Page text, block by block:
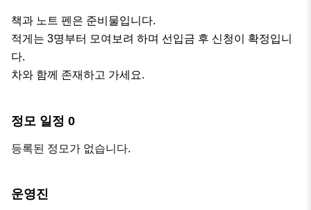
책과 노트 펜은 준비물입니다.
적게는 3명부터 모여보려 하며 선입금 후 신청이 확정입니
다.
차와 함께 존재하고 가세요.
정모 일정 0
등록된 정모가 없습니다.
운영진